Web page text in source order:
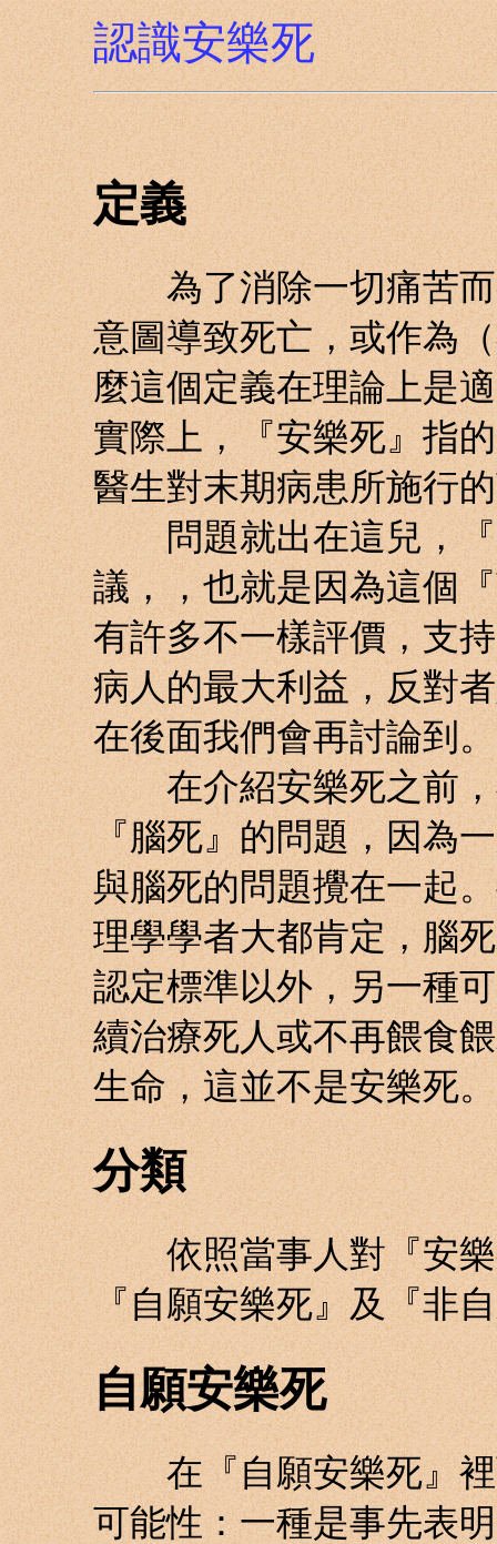
認識安樂死
定義
為了消除一切痛苦而
意圖導致死亡，或作為
麼這個定義在理論上是
實際上，『安樂死』指
醫生對末期病患所施行
問題就出在這兒，『
議，，也就是因為這個
有許多不一樣評價，支
病人的最大利益，反對
在後面我們會再討論到。
在介紹安樂死之前，
『腦死』的問題，因為
與腦死的問題攪在一起
理學學者大都肯定，腦
認定標準以外，另一種
續治療死人或不再餵食
生命，這並不是安樂死。
分類
依照當事人對『安樂
『自願安樂死』及『非
自願安樂死
在『自願安樂死』裡
可能性：一種是事先表